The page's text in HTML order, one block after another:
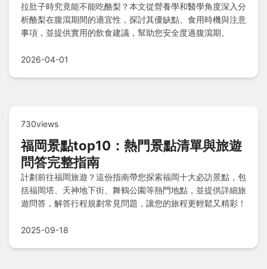
拉肚子時究竟能不能吃酪梨？本文從營養學和醫學角度深入分
析酪梨在腹瀉期間的適宜性，探討其優缺點、食用時機與注意
事項，並提供實用的飲食建議，幫助您安全度過腹瀉期。
2026-04-01
730views
福岡景點top10：熱門景點清單與旅遊
問答完整指南
計劃前往福岡旅遊？這份指南帶您探索福岡十大必訪景點，包
括福岡塔、天神地下街、舞鶴公園等熱門地點，並提供詳細旅
遊問答，解答行程規劃常見問題，讓您的旅程更輕鬆又精彩！
2025-09-18